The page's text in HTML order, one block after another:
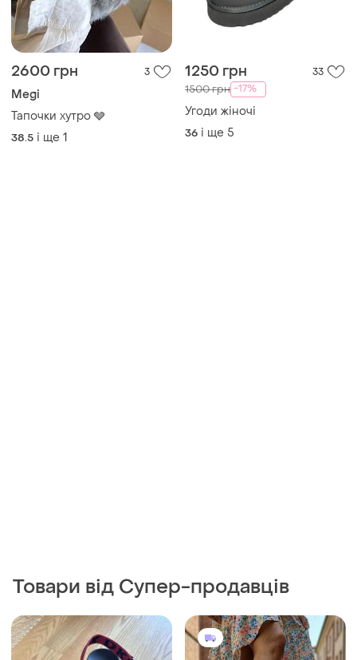
2600 грн 3
Megi
Тапочки хутро 🩶
38.5 і ще 1
1250 грн 33
1500 грн -17%
Угоди жіночі
36 і ще 5
Товари від Супер-продавців